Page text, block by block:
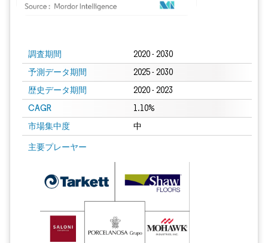
調査期間 2020 - 2030
予測データ期間 2025 - 2030
歴史データ期間 2020 - 2023
CAGR 1.10%
市場集中度 中
主要プレーヤー